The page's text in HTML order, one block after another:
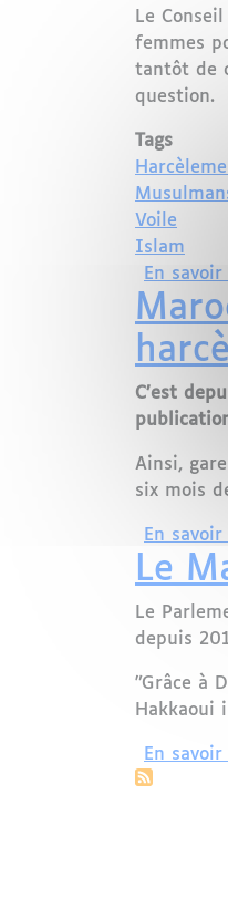
Le
femmes
tantôt de
question.
Tags
Voile
Islam
En
C’est
Ainsi,
six mois
En
Le
Le
depuis
"Grâce à
Hakkaoui
En